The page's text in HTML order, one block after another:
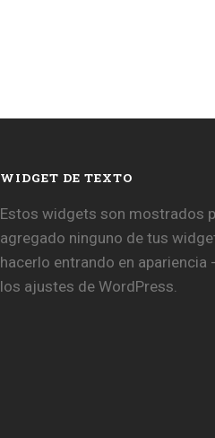
WIDGET DE TEXTO
Estos widgets son mostrados
agregado ninguno de tus
hacerlo entrando en apariencia
los ajustes de WordPress.